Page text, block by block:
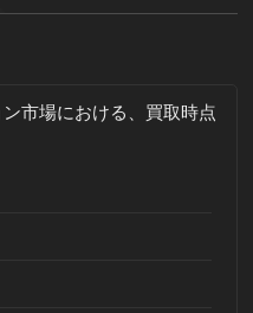
市場における、買取時点